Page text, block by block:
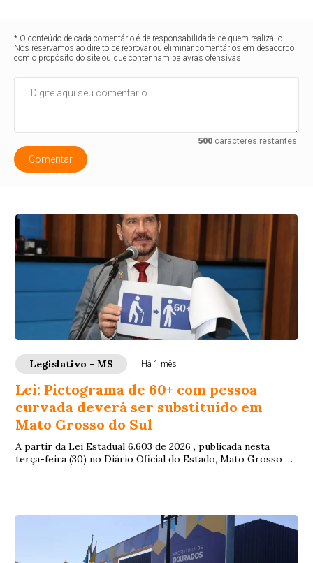
* O conteúdo de cada comentário é de responsabilidade de quem realizá-lo.
Nos reservamos ao direito de reprovar ou eliminar comentários em desacordo
com o propósito do site ou que contenham palavras ofensivas.
500caracteres restantes.
Comentar
Legislativo - MS Há 1 mês
Lei: Pictograma de 60+ com pessoa
curvada deverá ser substituído em
Mato Grosso do Sul
A partir da Lei Estadual 6.603 de 2026 , publicada nesta
terça-feira (30) no Diário Oficial do Estado, Mato Grosso do